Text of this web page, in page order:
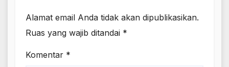
Alamat email Anda tidak akan dipublikasikan.
Ruas yang wajib ditandai *
Komentar *